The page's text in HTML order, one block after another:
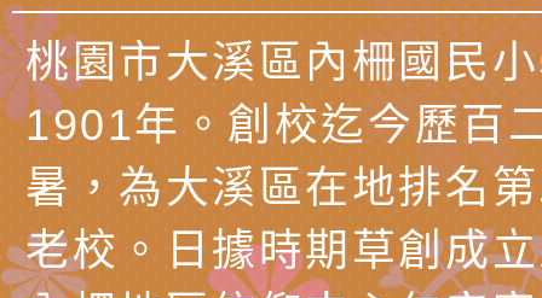
動
「小桃家4月課程資
姻怎麼翻譯－青少年
工作坊」、「愛『原
親子共學同樂會」、
代愛在陪伴」、「親
西門國小114學年度
親職教育講座「如何
情緒力？—用SEL玩
子溝通之秘訣」
有關財團法人中華國
礙者生命教育推廣協
「環保愛台灣」第五
礙者中小學生環保繪
檢送行政院新聞傳播
月份公共服務政策溝
訊
有關桃園市政府家庭
辦理115年原住民家
桃園市大溪區田心國
桃園市大溪區內柵國民
1901年。創校迄今歷百
暑，為大溪區在地排名
老校。日據時期草創成